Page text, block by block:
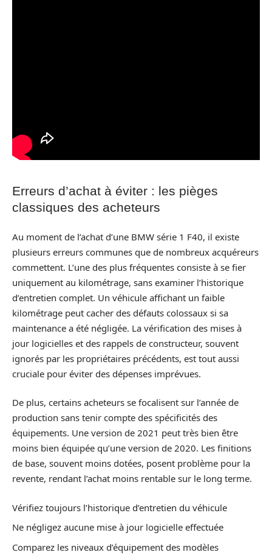
Erreurs d’achat à éviter : les pièges
classiques des acheteurs
Au moment de l’achat d’une BMW série 1 F40, il existe
plusieurs erreurs communes que de nombreux acquéreurs
commettent. L’une des plus fréquentes consiste à se fier
uniquement au kilométrage, sans examiner l’historique
d’entretien complet. Un véhicule affichant un faible
kilométrage peut cacher des défauts colossaux si sa
maintenance a été négligée. La vérification des mises à
jour logicielles et des rappels de constructeur, souvent
ignorés par les propriétaires précédents, est tout aussi
cruciale pour éviter des dépenses imprévues.
De plus, certains acheteurs se focalisent sur l’année de
production sans tenir compte des spécificités des
équipements. Une version de 2021 peut très bien être
moins bien équipée qu’une version de 2020. Les finitions
de base, souvent moins dotées, posent problème pour la
revente, rendant l’achat moins rentable sur le long terme.
Vérifiez toujours l’historique d’entretien du véhicule
Ne négligez aucune mise à jour logicielle effectuée
Comparez les niveaux d’équipement des modèles